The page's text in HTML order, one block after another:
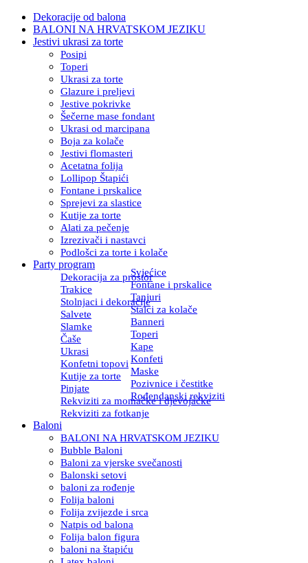
Dekoracije od balona
BALONI NA HRVATSKOM JEZIKU
Jestivi ukrasi za torte
Posipi
Toperi
Ukrasi za torte
Glazure i preljevi
Jestive pokrivke
Šečerne mase fondant
Ukrasi od marcipana
Boja za kolače
Jestivi flomasteri
Acetatna folija
Lollipop Štapići
Fontane i prskalice
Sprejevi za slastice
Kutije za torte
Alati za pečenje
Izrezivači i nastavci
Podlošci za torte i kolače
Party program
Dekoracija za prostor
Svjećice
Trakice
Fontane i prskalice
Stolnjaci i dekoracije
Tanjuri
Salvete
Stalci za kolače
Slamke
Banneri
Čaše
Toperi
Ukrasi
Kape
Konfetni topovi Konfeti
Kutije za torte
Maske
Pinjate
Pozivnice i čestitke
Rekviziti za momačke i djevojačke
Rođendanski rekviziti
Rekviziti za fotkanje
Baloni
BALONI NA HRVATSKOM JEZIKU
Bubble Baloni
Baloni za vjerske svečanosti
Balonski setovi
baloni za rođenje
Folija baloni
Folija zvijezde i srca
Natpis od balona
Folija balon figura
baloni na štapiću